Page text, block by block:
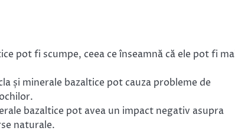
pot fi scumpe, ceea ce înseamnă că ele pot fi
și minerale bazaltice pot cauza probleme de
bazaltice pot avea un impact negativ asupra
naturale.